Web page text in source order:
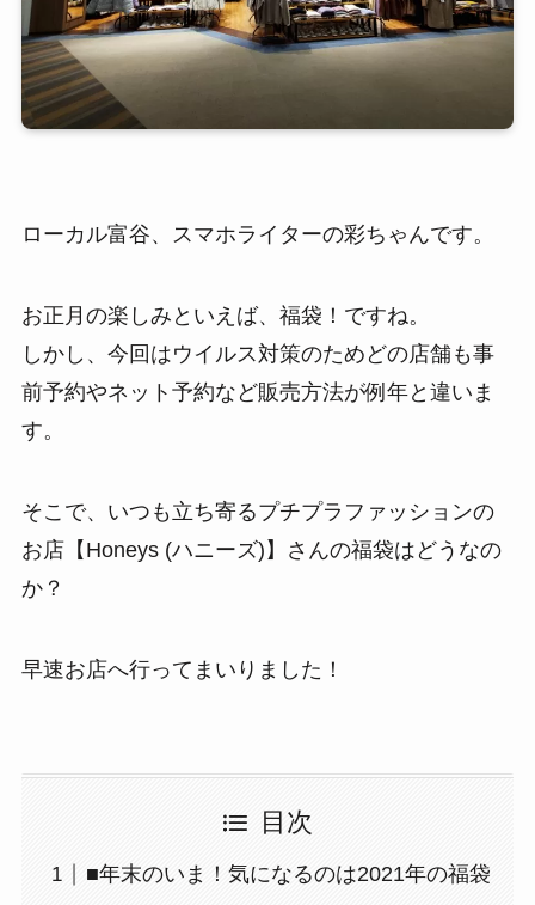
ローカル富谷、スマホライターの彩ちゃんです。
お正月の楽しみといえば、福袋！ですね。
しかし、今回はウイルス対策のためどの店舗も事
前予約やネット予約など販売方法が例年と違いま
す。
そこで、いつも立ち寄るプチプラファッションの
お店【Honeys (ハニーズ)】さんの福袋はどうなの
か？
早速お店へ行ってまいりました！
目次
■年末のいま！気になるのは2021年の福袋